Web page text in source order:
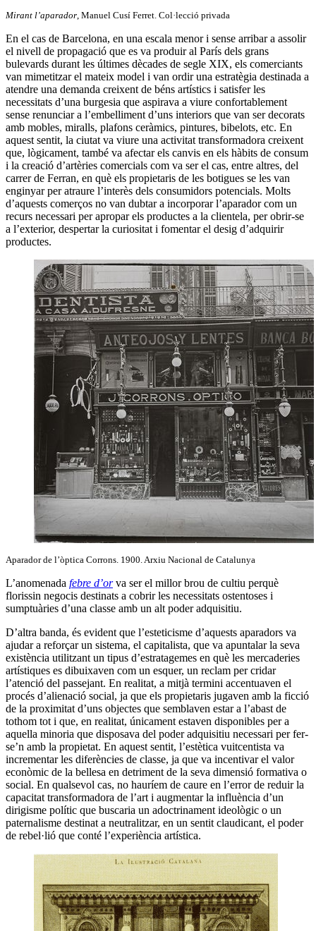
Mirant l’aparador, Manuel Cusí Ferret. Col·lecció privada
En el cas de Barcelona, en una escala menor i sense arribar a assolir
el nivell de propagació que es va produir al París dels grans
bulevards durant les últimes dècades de segle XIX, els comerciants
van mimetitzar el mateix model i van ordir una estratègia destinada a
atendre una demanda creixent de béns artístics i satisfer les
necessitats d’una burgesia que aspirava a viure confortablement
sense renunciar a l’embelliment d’uns interiors que van ser decorats
amb mobles, miralls, plafons ceràmics, pintures, bibelots, etc. En
aquest sentit, la ciutat va viure una activitat transformadora creixent
que, lògicament, també va afectar els canvis en els hàbits de consum
i la creació d’artèries comercials com va ser el cas, entre altres, del
carrer de Ferran, en què els propietaris de les botigues se les van
enginyar per atraure l’interès dels consumidors potencials. Molts
d’aquests comerços no van dubtar a incorporar l’aparador com un
recurs necessari per apropar els productes a la clientela, per obrir-se
a l’exterior, despertar la curiositat i fomentar el desig d’adquirir
productes.
Aparador de l’òptica Corrons. 1900. Arxiu Nacional de Catalunya
L’anomenada febre d’orva ser el millor brou de cultiu perquè
florissin negocis destinats a cobrir les necessitats ostentoses i
sumptuàries d’una classe amb un alt poder adquisitiu.
D’altra banda, és evident que l’esteticisme d’aquests aparadors va
ajudar a reforçar un sistema, el capitalista, que va apuntalar la seva
existència utilitzant un tipus d’estratagemes en què les mercaderies
artístiques es dibuixaven com un esquer, un reclam per cridar
l’atenció del passejant. En realitat, a mitjà termini accentuaven el
procés d’alienació social, ja que els propietaris jugaven amb la ficció
de la proximitat d’uns objectes que semblaven estar a l’abast de
tothom tot i que, en realitat, únicament estaven disponibles per a
aquella minoria que disposava del poder adquisitiu necessari per fer-
se’n amb la propietat. En aquest sentit, l’estètica vuitcentista va
incrementar les diferències de classe, ja que va incentivar el valor
econòmic de la bellesa en detriment de la seva dimensió formativa o
social. En qualsevol cas, no hauríem de caure en l’error de reduir la
capacitat transformadora de l’art i augmentar la influència d’un
dirigisme polític que buscaria un adoctrinament ideològic o un
paternalisme destinat a neutralitzar, en un sentit claudicant, el poder
de rebel·lió que conté l’experiència artística.